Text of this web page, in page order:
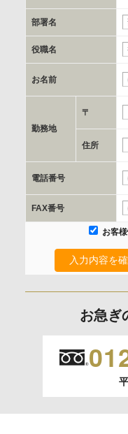
c.第三者への提供の手
書類の送付又は電子的
d.提供先および管理者
当社とイベント/セミ
e.個人情報取り扱いに
当社と当該企業/団体
を行います。
委託の有無
なし
保有個人データの開示
の停止、消去および
開示等のご請求は、
部署名
役職名
お名前
勤務地
〒
住所
電話番号
FAX番号
お客
入力内容を
お急ぎ